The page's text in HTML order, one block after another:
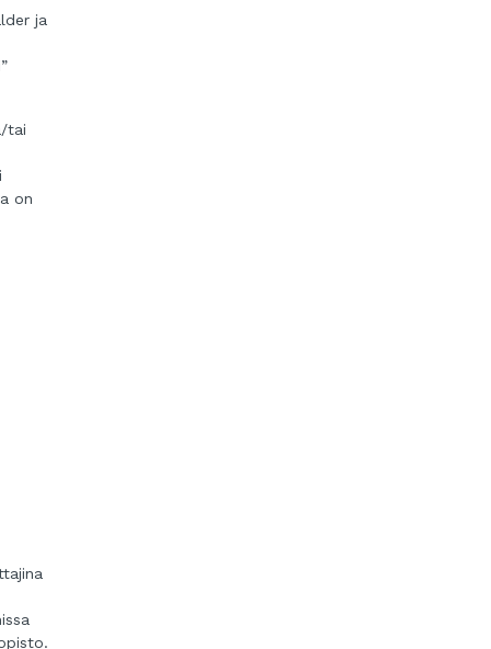
ja
tai
on